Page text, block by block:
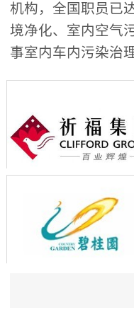
机构，全国职员已
境净化、室内空气
事室内车内污染治